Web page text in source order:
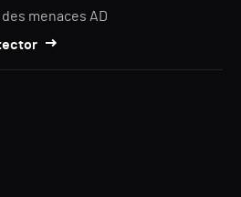
menaces AD